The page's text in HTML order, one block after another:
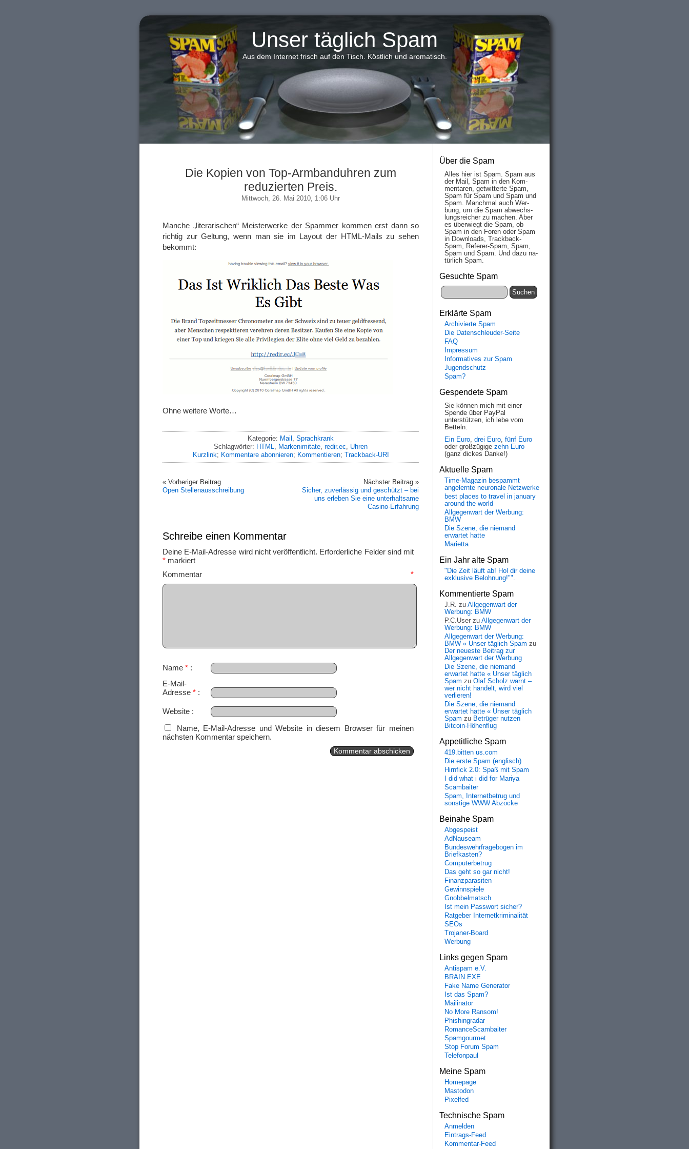
Unser täglich Spam
Aus dem Internet frisch auf den Tisch. Köstlich und aromatisch.
Die Kopien von Top-Armbanduhren zum
reduzierten Preis.
Mittwoch, 26. Mai 2010, 1:06 Uhr
Manche „literarischen“ Meisterwerke der Spammer kommen erst dann so
richtig zur Geltung, wenn man sie im Layout der HTML-Mails zu sehen
bekommt:
Ohne weitere Worte…
Kategorie: Mail Sprachkrank
Schlagwörter: HTML Markenimitate redir.ec
Uhren
Kurzlink; Kommentare abonnieren; Kommentieren; Trackback-URI
« Vorheriger Beitrag
Open Stellenausschreibung
Nächster Beitrag »
Sicher, zuverlässig und geschützt – bei
uns erleben Sie eine unterhaltsame
Casino-Erfahrung
Schreibe einen Kommentar
Deine E-Mail-Adresse wird nicht veröffentlicht. Erforderliche Felder sind mit
* markiert
Kommentar *
Name *
E-Mail-
Adresse *
Website
Name, E-Mail-Adresse und Website in diesem Browser für meinen
nächsten Kommentar speichern.
Über die Spam
Alles hier ist Spam. Spam aus
der Mail, Spam in den Kom­
men­taren, ge­twit­ter­te Spam,
Spam für Spam und Spam und
Spam. Manch­mal auch Wer­
bung, um die Spam ab­wechs­
lungs­reich­er zu mach­en. Aber
es über­wiegt die Spam, ob
Spam in den Fo­ren oder Spam
in Down­loads, Track­back-
Spam, Re­fe­rer-Spam, Spam,
Spam und Spam. Und da­zu na­
tür­lich Spam.
Gesuchte Spam
Erklärte Spam
Archivierte Spam
Die Datenschleuder-Seite
FAQ
Impressum
Informatives zur Spam
Jugendschutz
Spam?
Gespendete Spam
Sie können mich mit einer
Spende über PayPal
unterstützen, ich lebe vom
Betteln:
Ein Euro, drei Euro, fünf Euro
oder großzügige zehn Euro
(ganz dickes Danke!)
Aktuelle Spam
Time-Magazin bespammt
angelernte neuronale Netzwerke
best places to travel in january
around the world
Allgegenwart der Werbung:
BMW
Die Szene, die niemand
erwartet hatte
Marietta
Ein Jahr alte Spam
"Die Zeit läuft ab! Hol dir deine
exklusive Belohnung!"".
Kommentierte Spam
J.R. zu Allgegenwart der
Werbung: BMW
P.C.User zu Allgegenwart der
Werbung: BMW
Allgegenwart der Werbung:
BMW « Unser täglich Spam zu
Der neueste Beitrag zur
Allgegenwart der Werbung
Die Szene, die niemand
erwartet hatte « Unser täglich
Spam zu Olaf Scholz warnt –
wer nicht handelt, wird viel
verlieren!
Die Szene, die niemand
erwartet hatte « Unser täglich
Spam zu Betrüger nutzen
Bitcoin-Höhenflug
Appetitliche Spam
419.bitten us.com
Die erste Spam (englisch)
Hirnfick 2.0: Spaß mit Spam
I did what i did for Mariya
Scambaiter
Spam, Internetbetrug und
sonstige WWW Abzocke
Beinahe Spam
Abgespeist
AdNauseam
Bundeswehrfragebogen im
Briefkasten?
Computerbetrug
Das geht so gar nicht!
Finanzparasiten
Gewinnspiele
Gnobbelmatsch
Ist mein Passwort sicher?
Ratgeber Internetkriminalität
SEOs
Trojaner-Board
Werbung
Links gegen Spam
Antispam e.V.
BRAIN.EXE
Fake Name Generator
Ist das Spam?
Mailinator
No More Ransom!
Phishingradar
RomanceScambaiter
Spamgourmet
Stop Forum Spam
Telefonpaul
Meine Spam
Homepage
Mastodon
Pixelfed
Technische Spam
Anmelden
Eintrags-Feed
Kommentar-Feed